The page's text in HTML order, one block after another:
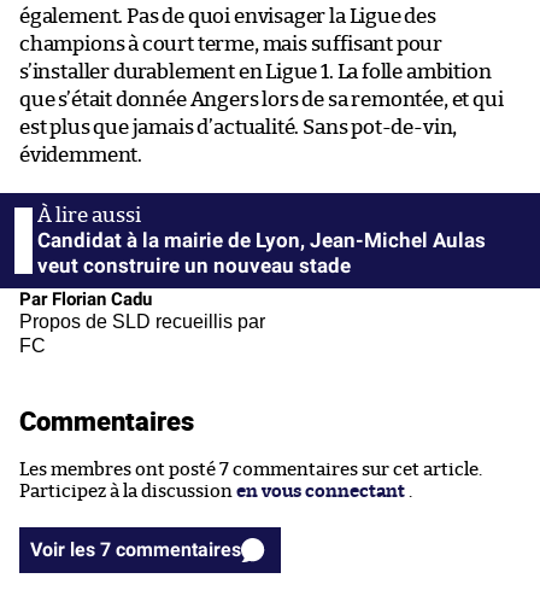
également. Pas de quoi envisager la Ligue des
champions à court terme, mais suffisant pour
s’installer durablement en Ligue 1. La folle ambition
que s’était donnée Angers lors de sa remontée, et qui
est plus que jamais d’actualité. Sans pot-de-vin,
évidemment.
Candidat à la mairie de Lyon, Jean-Michel Aulas
veut construire un nouveau stade
Par Florian Cadu
Propos de SLD recueillis par
FC
Commentaires
Les membres ont posté 7 commentaires sur cet article.
Participez à la discussion en vous connectant
Voir les 7 commentaires